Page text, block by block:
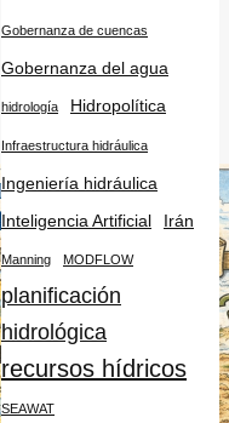
Gobernanza de cuencas
Gobernanza del agua
hidrología Hidropolítica
Infraestructura hidráulica
Ingeniería hidráulica
Inteligencia Artificial
Irán
Manning MODFLOW
planificación
hidrológica
recursos hídricos
SEAWAT